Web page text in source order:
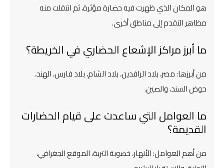
هو المكان الذي ظهرت فيه حضارة مؤثرة، ثم انتقلت منه
مظاهر التقدم إلى مناطق أخرى.
ما أبرز مراكز الإشعاع الحضاري في الخريطة؟
من أبرزها: مصر، بلاد الرافدين، بلاد الشام، بلاد فارس، الهند،
حوض السند، والصين.
ما العوامل التي ساعدت على قيام الحضارات
القديمة؟
من أهم العوامل: الأنهار، خصوبة التربة، الموقع الجغرافي،